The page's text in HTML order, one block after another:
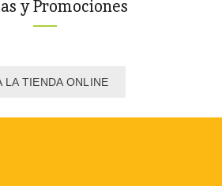
y Promociones
LA TIENDA ONLINE